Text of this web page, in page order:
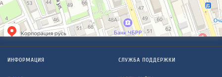
ИНФОРМАЦИЯ СЛУЖБА ПОДДЕРЖКИ